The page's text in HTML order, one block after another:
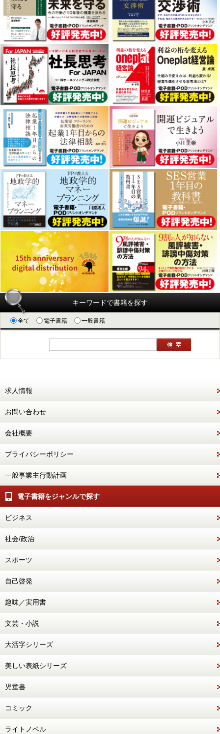
キーワードで書籍を探す
全て 電子書籍 一般書籍
求人情報
お問い合わせ
会社概要
プライバシーポリシー
一般事業主行動計画
電子書籍をジャンルで探す
ビジネス
社会/政治
スポーツ
自己啓発
趣味／実用書
文芸・小説
大活字シリーズ
美しい表紙シリーズ
児童書
コミック
ライトノベル